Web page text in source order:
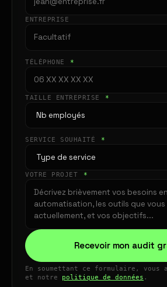
ENTREPRISE
TÉLÉPHONE *
TAILLE ENTREPRISE *
SERVICE SOUHAITÉ *
VOTRE PROJET *
Recevoir mon audit
En soumettant ce formulaire, vous
et notre politique de données .